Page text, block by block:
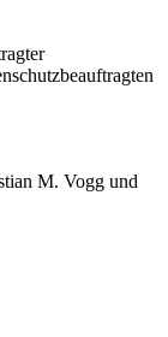
M. Vogg und